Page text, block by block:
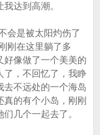
达到高潮。
是被太阳灼伤了
刚在这里躺了多
好像做了一个美美的
，不回忆了，我睁
去不远处的一个海岛
真的有个小岛，刚刚
几个一起去了。